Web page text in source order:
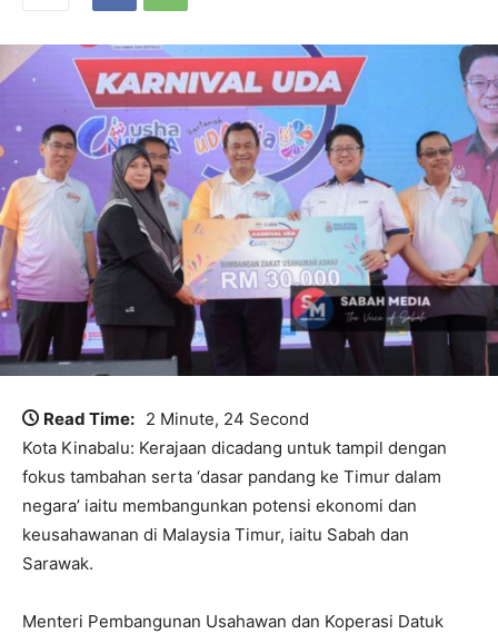
Read Time: 2 Minute, 24 Second
Kota Kinabalu: Kerajaan dicadang untuk tampil dengan
fokus tambahan serta ‘dasar pandang ke Timur dalam
negara’ iaitu membangunkan potensi ekonomi dan
keusahawanan di Malaysia Timur, iaitu Sabah dan
Sarawak.
Menteri Pembangunan Usahawan dan Koperasi Datuk